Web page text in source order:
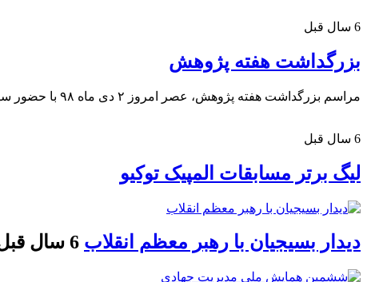
6 سال قبل
بزرگداشت هفته پژوهش
مراسم بزرگداشت هفته پژوهش، عصر امروز ۲ دی ماه ۹۸ با حضور سید عباس صالحی وزیر فرهنگ و ارشاد و دکتر علی اکبر ولایتی در سازمان فرهنگ و ارتباطات اسلامی برگزار شد.
6 سال قبل
لیگ برتر مسابقات المپیک توکیو
دیدار بسیجیان با رهبر معظم انقلاب 6 سال قبل